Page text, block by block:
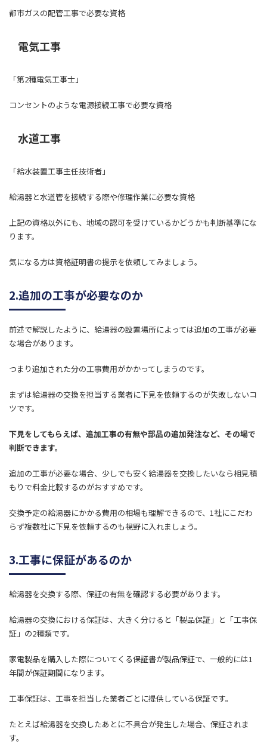
都市ガスの配管工事で必要な資格
電気工事
「第2種電気工事士」
コンセントのような電源接続工事で必要な資格
水道工事
「給水装置工事主任技術者」
給湯器と水道管を接続する際や修理作業に必要な資格
上記の資格以外にも、地域の認可を受けているかどうかも判断基準にな
ります。
気になる方は資格証明書の提示を依頼してみましょう。
2.追加の工事が必要なのか
前述で解説したように、給湯器の設置場所によっては追加の工事が必要
な場合があります。
つまり追加された分の工事費用がかかってしまうのです。
まずは給湯器の交換を担当する業者に下見を依頼するのが失敗しないコ
ツです。
下見をしてもらえば、追加工事の有無や部品の追加発注など、その場で
判断できます。
追加の工事が必要な場合、少しでも安く給湯器を交換したいなら相見積
もりで料金比較するのがおすすめです。
交換予定の給湯器にかかる費用の相場も理解できるので、1社にこだわ
らず複数社に下見を依頼するのも視野に入れましょう。
3.工事に保証があるのか
給湯器を交換する際、保証の有無を確認する必要があります。
給湯器の交換における保証は、大きく分けると「製品保証」と「工事保
証」の2種類です。
家電製品を購入した際についてくる保証書が製品保証で、一般的には1
年間が保証期間になります。
工事保証は、工事を担当した業者ごとに提供している保証です。
たとえば給湯器を交換したあとに不具合が発生した場合、保証されま
す。